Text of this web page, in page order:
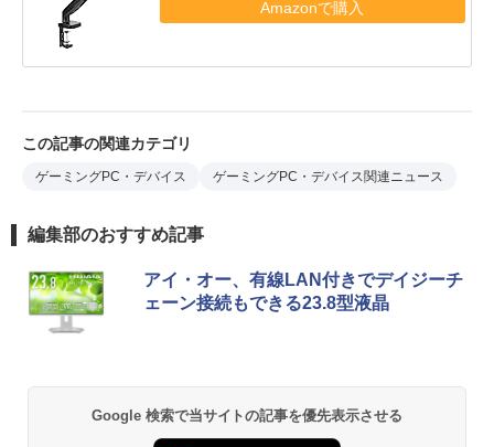
Amazonで購入
この記事の関連カテゴリ
ゲーミングPC・デバイス ゲーミングPC・デバイス関連ニュース
編集部のおすすめ記事
アイ・オー、有線LAN付きでデイジーチ
ェーン接続もできる23.8型液晶
Google 検索で当サイトの記事を優先表示させる